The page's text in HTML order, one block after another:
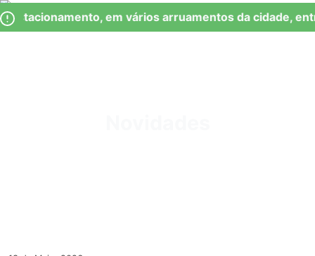
Observação:
este
Skip
to
em vários arruamentos da cidade,